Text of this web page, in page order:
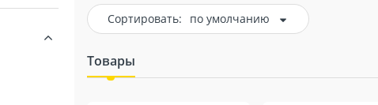
Сортировать: по умолчанию
Товары